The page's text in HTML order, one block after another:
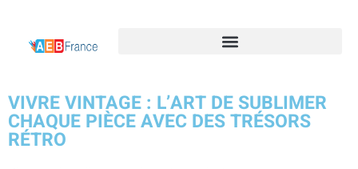
VIVRE VINTAGE : L’ART DE SUBLIMER
CHAQUE PIÈCE AVEC DES TRÉSORS
RÉTRO